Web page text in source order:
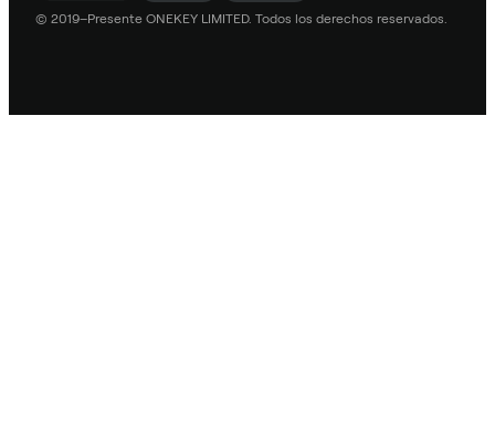
© 2019–Presente ONEKEY LIMITED. Todos los derechos reservados.